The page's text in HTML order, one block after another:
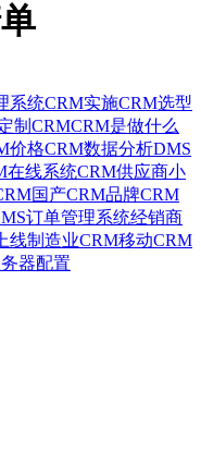
系统CRM实施CRM选型
制CRMCRM是做什么
价格CRM数据分析DMS
在线系统CRM供应商小
国产CRM品牌CRM
订单管理系统经销商
线制造业CRM移动CRM
器配置